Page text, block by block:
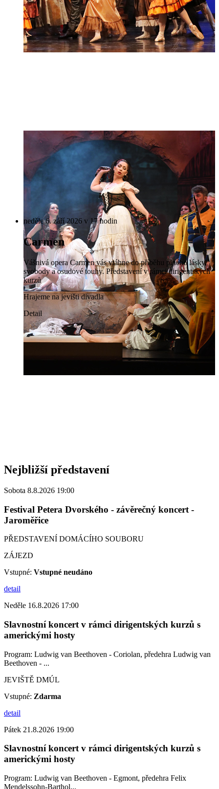
neděle 6. září 2026 v 17 hodin
Carmen
Vášnivá opera Carmen vás vtáhne do příběhu plného lásky,
svobody a osudové touhy. Představení v rámci dirigentských
kurzů
Hrajeme na jevišti divadla
Detail
Nejbližší představení
Sobota 8.8.2026 19:00
Festival Petera Dvorského - závěrečný koncert -
Jaroměřice
PŘEDSTAVENÍ DOMÁCÍHO SOUBORU
ZÁJEZD
Vstupné: Vstupné neudáno
detail
Neděle 16.8.2026 17:00
Slavnostní koncert v rámci dirigentských kurzů s
americkými hosty
Program: Ludwig van Beethoven - Coriolan, předehra Ludwig van
Beethoven - ...
JEVIŠTĚ DMÚL
Vstupné: Zdarma
detail
Pátek 21.8.2026 19:00
Slavnostní koncert v rámci dirigentských kurzů s
americkými hosty
Program: Ludwig van Beethoven - Egmont, předehra Felix
Mendelssohn-Barthol...